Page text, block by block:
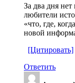
За два дня
любители
«что, где,
новой
[Цитировать]
Ответить